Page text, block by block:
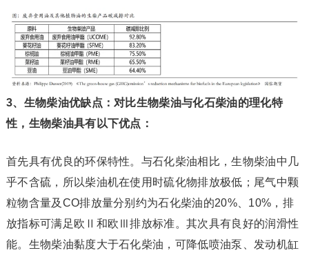
3、生物柴油优缺点：对比生物柴油与化石柴油的理化特
性，生物柴油具有以下优点：
首先具有优良的环保特性。与石化柴油相比，生物柴油中几
乎不含硫，所以柴油机在使用时硫化物排放极低；尾气中颗
粒物含量及CO排放量分别约为石化柴油的20%、10%，排
放指标可满足欧Ⅱ和欧Ⅲ排放标准。其次具有良好的润滑性
能。生物柴油黏度大于石化柴油，可降低喷油泵、发动机缸